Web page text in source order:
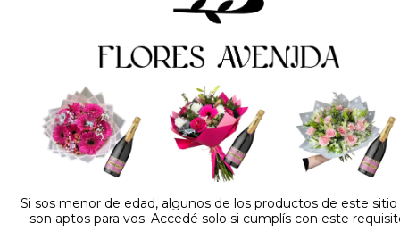
Dejá tu opinión
ARREGLO FLORAL DE NACIMIENTO 1
Precio: $ 149.000-$ 169.000 Ahorrás 12%
Si sos menor de edad, algunos de los productos de este
son aptos para vos. Accedé solo si cumplís con este